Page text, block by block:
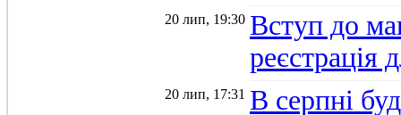
20 лип, 19:30 Вступ до
20 лип, 17:31 В серпні